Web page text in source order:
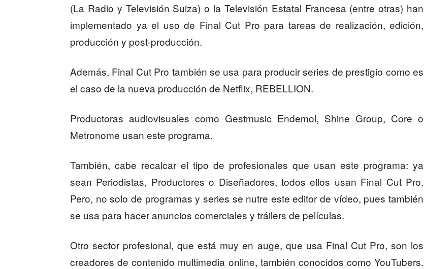
(La Radio y Televisión Suiza) o la Televisión Estatal Francesa (entre otras) han
implementado ya el uso de Final Cut Pro para tareas de realización, edición,
producción y post-producción.
Además, Final Cut Pro también se usa para producir series de prestigio como es
el caso de la nueva producción de Netflix, REBELLION.
Productoras audiovisuales como Gestmusic Endemol, Shine Group, Core o
Metronome usan este programa.
También, cabe recalcar el tipo de profesionales que usan este programa: ya
sean Periodistas, Productores o Diseñadores, todos ellos usan Final Cut Pro.
Pero, no solo de programas y series se nutre este editor de vídeo, pues también
se usa para hacer anuncios comerciales y tráilers de películas.
Otro sector profesional, que está muy en auge, que usa Final Cut Pro, son los
creadores de contenido multimedia online, también conocidos como YouTubers.